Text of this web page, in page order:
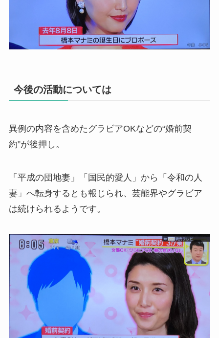
今後の活動については
異例の内容を含めたグラビアOKなどの“婚前契
約”が後押し。
「平成の団地妻」「国民的愛人」から「令和の人
妻」へ転身するとも報じられ、芸能界やグラビア
は続けられるようです。